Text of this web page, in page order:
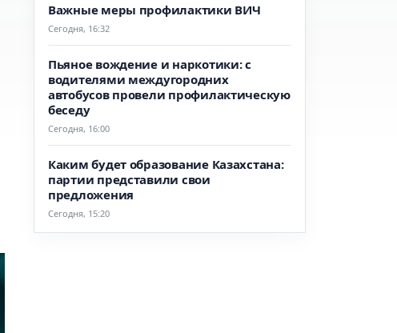
Важные меры профилактики ВИЧ
Сегодня, 16:32
Пьяное вождение и наркотики: с
водителями междугородних
автобусов провели профилактическую
беседу
Сегодня, 16:00
Каким будет образование Казахстана:
партии представили свои
предложения
Сегодня, 15:20